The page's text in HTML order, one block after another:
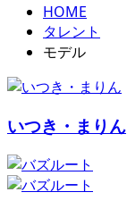
HOME
タレント
モデル
いつき・まりん